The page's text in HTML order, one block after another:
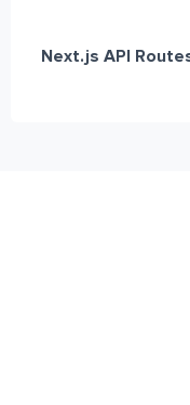
Next.js API